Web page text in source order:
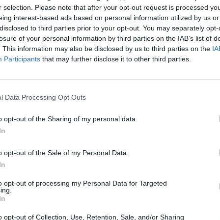
selection. Please note that after your opt-out request is processed
interest-based ads based on personal information utilized by us
to third parties prior to your opt-out. You may separately
of your personal information by third parties on the IAB’s list of
This information may also be disclosed by us to third parties on the
Participants that may further disclose it to other third parties.
Data Processing Opt Outs
opt-out of the Sharing of my personal data.
opt-out of the Sale of my Personal Data.
opt-out of processing my Personal Data for Targeted
opt-out of Collection, Use, Retention, Sale, and/or Sharing
Ora l'accoltellatore
gambiano "non ricorda". E
spunta il precedente a
Leeds
sottolinea un tema di fondo che le forze
spesso dimenticano: "L'Islam politico
Questo lo ha affermato il più
italiano, negli anni '90, Giovanni
spiegò alle anime belle che l'Islam
non ha nessuna possibilità di
Cosa fare, allora? Innanzitutto "evitare
siano troppo grossi, ed evitare di
loro questo elemento di prevalenza della